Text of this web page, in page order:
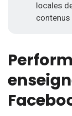
locales
contenus